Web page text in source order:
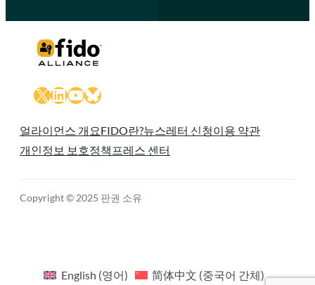
X LinkedIn
YouTube
Bluesky
얼라이언스 개요FIDO란?뉴스레터 신청이용 약관
개인정보 보호정책 프레스 센터
Copyright © 2025 판권 소유
English (영어) 简体中文 (중국어 간체)